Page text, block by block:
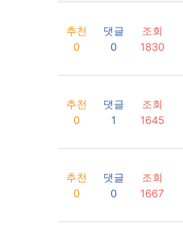
추천
0
댓글
0
조회
1830
추천
0
댓글
1
조회
1645
추천
0
댓글
0
조회
1667